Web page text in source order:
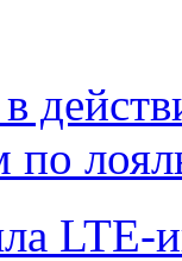
LTE-